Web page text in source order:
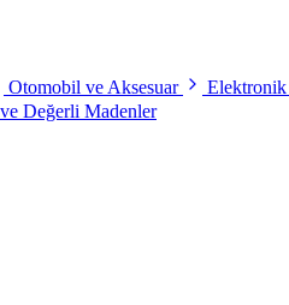
Otomobil ve Aksesuar Elektronik
Değerli Madenler